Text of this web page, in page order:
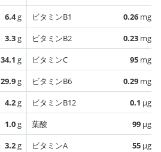
6.4g
3.3g
34.1 g
29.9g
4.2g
1.0g
3.2g
ビタミンB1
0.26 mg
ビタミンB2
0.23 mg
ビタミンC
95 mg
ビタミンB6
0.29 mg
ビタミンB12
0.1 µg
葉酸
99 µg
ビタミンA
55 µg